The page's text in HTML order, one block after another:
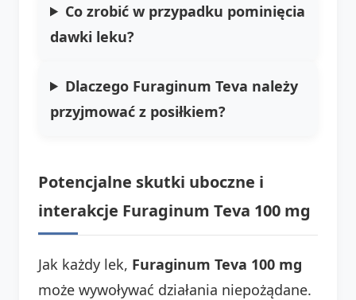
Co zrobić w przypadku pominięcia
dawki leku?
Dlaczego Furaginum Teva należy
przyjmować z posiłkiem?
Potencjalne skutki uboczne i
interakcje Furaginum Teva 100 mg
Jak każdy lek, Furaginum Teva 100 mg
może wywoływać działania niepożądane.